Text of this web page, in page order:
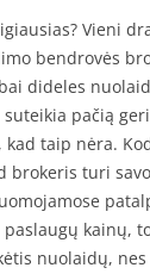
Vieni
bendrovės
dideles
pačią
taip nėra.
brokeris turi
kainų,
nuolaidų,